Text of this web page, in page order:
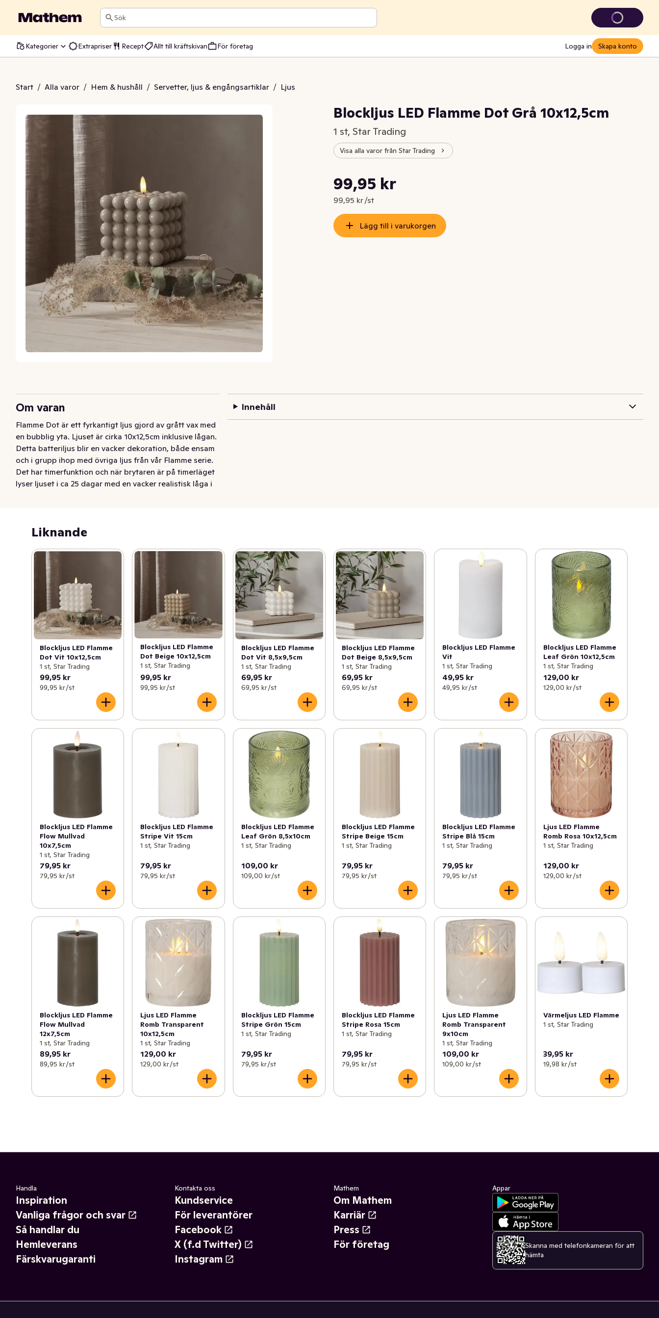
Sök
Kategorier Extrapriser Recept Allt till kräftskivan För företag Logga in Skapa konto
Start / Alla varor / Hem & hushåll / Servetter, ljus & engångsartiklar / Ljus
Dot Grå 10x12,5cm
Blockljus LED Flamme Dot Grå 10x12,5cm
1 st, Star Trading
Visa alla varor från Star Trading
Nuvarande pris är: 99,95 kr
99,95 kr
99,95 kr /st
Styckpris: 99,95 kr /st
Lägg till i varukorgen
Om varan
Flamme Dot är ett fyrkantigt ljus gjord av grått vax med
en bubblig yta. Ljuset är cirka 10x12,5cm inklusive lågan.
Detta batteriljus blir en vacker dekoration, både ensam
och i grupp ihop med övriga ljus från vår Flamme serie.
Det har timerfunktion och när brytaren är på timerläget
lyser ljuset i ca 25 dagar med en vacker realistisk låga i
Innehåll
Liknande
Blockljus LED Flamme
Dot Vit 10x12,5cm
1 st, Star Trading
99,95 kr
99,95 kr /st
Blockljus LED Flamme
Dot Beige 10x12,5cm
1 st, Star Trading
99,95 kr
99,95 kr /st
Blockljus LED Flamme
Dot Vit 8,5x9,5cm
1 st, Star Trading
69,95 kr
69,95 kr /st
Blockljus LED Flamme
Dot Beige 8,5x9,5cm
1 st, Star Trading
69,95 kr
69,95 kr /st
Blockljus LED Flamme
Vit
1 st, Star Trading
49,95 kr
49,95 kr /st
Blockljus LED Flamme
Leaf Grön 10x12,5cm
1 st, Star Trading
129,00 kr
129,00 kr /st
Blockljus LED Flamme
Flow Mullvad
10x7,5cm
1 st, Star Trading
79,95 kr
79,95 kr /st
Blockljus LED Flamme
Stripe Vit 15cm
1 st, Star Trading
79,95 kr
79,95 kr /st
Blockljus LED Flamme
Leaf Grön 8,5x10cm
1 st, Star Trading
109,00 kr
109,00 kr /st
Blockljus LED Flamme
Stripe Beige 15cm
1 st, Star Trading
79,95 kr
79,95 kr /st
Blockljus LED Flamme
Stripe Blå 15cm
1 st, Star Trading
79,95 kr
79,95 kr /st
Ljus LED Flamme
Romb Rosa 10x12,5cm
1 st, Star Trading
129,00 kr
129,00 kr /st
Blockljus LED Flamme
Flow Mullvad
12x7,5cm
1 st, Star Trading
89,95 kr
89,95 kr /st
Ljus LED Flamme
Romb Transparent
10x12,5cm
1 st, Star Trading
129,00 kr
129,00 kr /st
Blockljus LED Flamme
Stripe Grön 15cm
1 st, Star Trading
79,95 kr
79,95 kr /st
Blockljus LED Flamme
Stripe Rosa 15cm
1 st, Star Trading
79,95 kr
79,95 kr /st
Ljus LED Flamme
Romb Transparent
9x10cm
1 st, Star Trading
109,00 kr
109,00 kr /st
Värmeljus LED Flamme
1 st, Star Trading
39,95 kr
19,98 kr /st
Handla
Inspiration
Vanliga frågor och svar
Så handlar du
Hemleverans
Färskvarugaranti
Kontakta oss
Kundservice
För leverantörer
Facebook
X (f.d Twitter)
Instagram
Mathem
Om Mathem
Karriär
Press
För företag
Appar
Skanna med telefonkameran för att
hämta